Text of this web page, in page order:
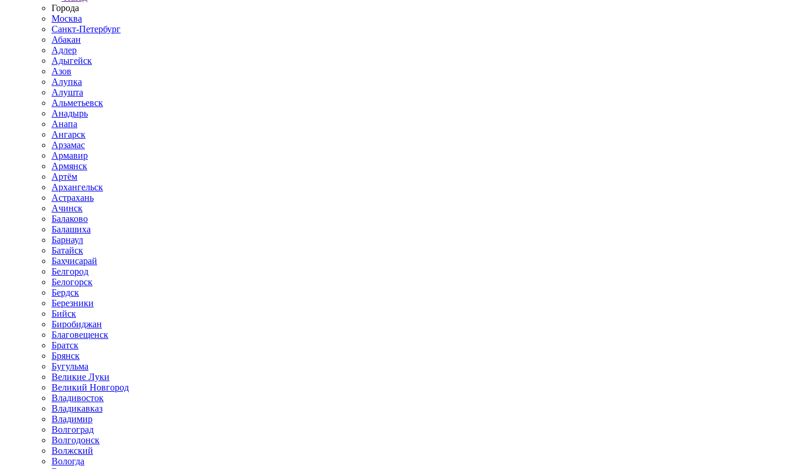
Города
Москва
Санкт-Петербург
Абакан
Адлер
Адыгейск
Азов
Алупка
Алушта
Альметьевск
Анадырь
Анапа
Ангарск
Арзамас
Армавир
Армянск
Артём
Архангельск
Астрахань
Ачинск
Балаково
Балашиха
Барнаул
Батайск
Бахчисарай
Белгород
Белогорск
Бердск
Березники
Бийск
Биробиджан
Благовещенск
Братск
Брянск
Бугульма
Великие Луки
Великий Новгород
Владивосток
Владикавказ
Владимир
Волгоград
Волгодонск
Волжский
Вологда